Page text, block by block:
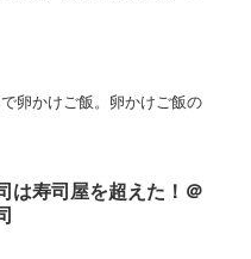
卵かけご飯。卵かけご飯の
は寿司屋を超えた！＠